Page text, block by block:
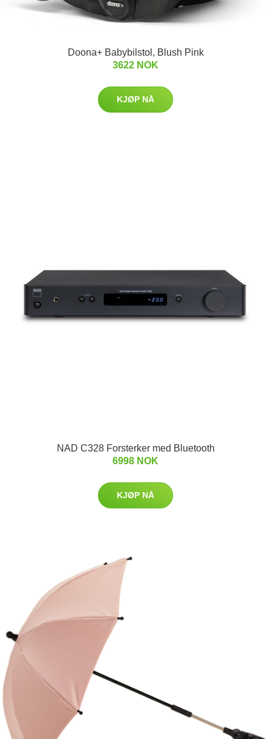
Doona+ Babybilstol, Blush Pink
3622 NOK
KJØP NÅ
NAD C328 Forsterker med Bluetooth
6998 NOK
KJØP NÅ